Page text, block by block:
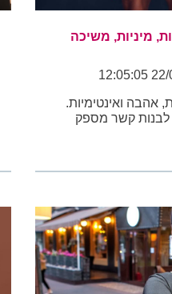
מיניות, משיכה
אהבה ואינטימיות.
לבנות קשר מספק